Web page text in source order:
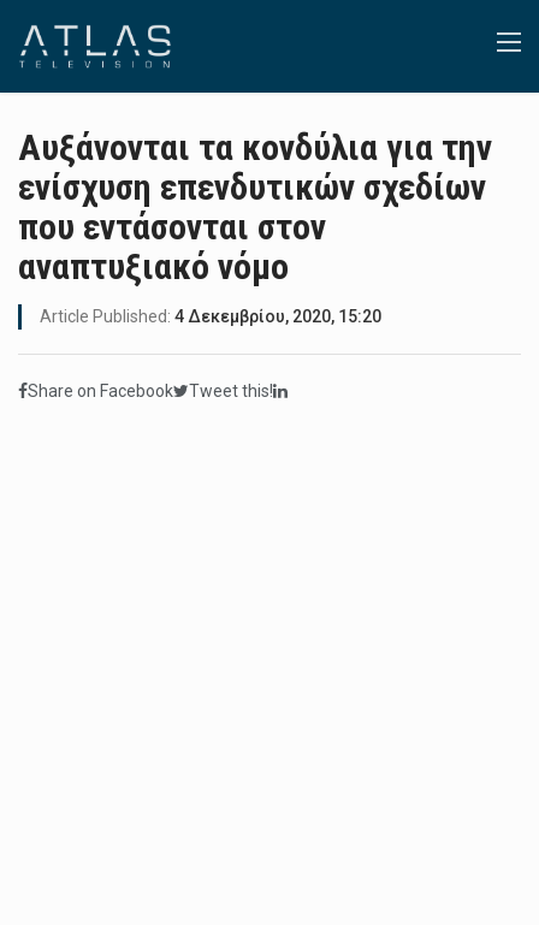
Αυξάνονται τα κονδύλια για την
ενίσχυση επενδυτικών σχεδίων
που εντάσονται στον
αναπτυξιακό νόμο
Article Published: 4 Δεκεμβρίου, 2020, 15:20
Share on Facebook Tweet this!